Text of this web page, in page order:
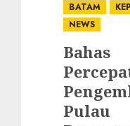
BATAM
NEWS
Bahas
Pulau